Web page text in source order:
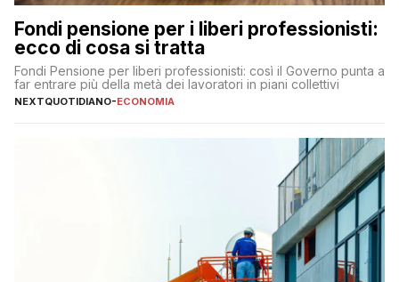
Fondi pensione per i liberi professionisti:
ecco di cosa si tratta
Fondi Pensione per liberi professionisti: così il Governo punta a
far entrare più della metà dei lavoratori in piani collettivi
NEXTQUOTIDIANO-ECONOMIA